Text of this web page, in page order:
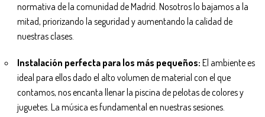
normativa de la comunidad de Madrid. Nosotros lo bajamos a la
mitad, priorizando la seguridad y aumentando la calidad de
nuestras clases.
Instalación perfecta para los más pequeños: El ambiente es
ideal para ellos dado el alto volumen de material con el que
contamos, nos encanta llenar la piscina de pelotas de colores y
juguetes. La música es fundamental en nuestras sesiones.